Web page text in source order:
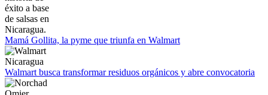
Mamá Gollita, la pyme que triunfa en Walmart
Walmart busca transformar residuos orgánicos y abre convocatoria